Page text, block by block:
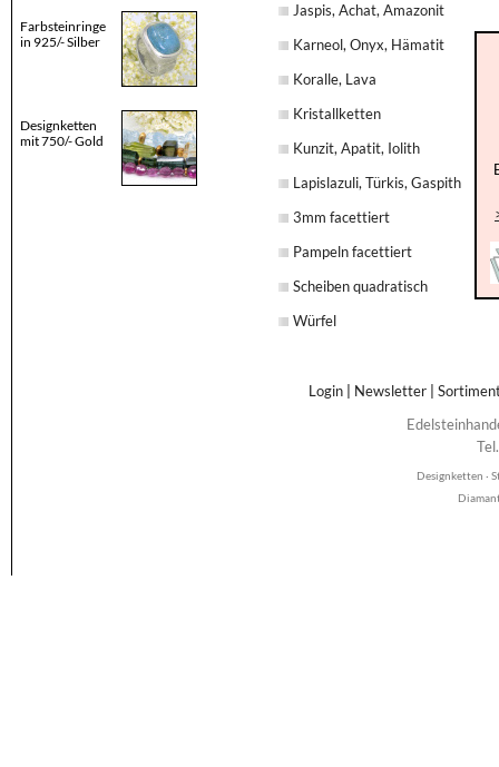
Farbsteinringe
in 925/- Silber
Designketten
mit 750/- Gold
Jaspis, Achat, Amazonit
Karneol, Onyx, Hämatit
Koralle, Lava
Kristallketten
Kunzit, Apatit, Iolith
Lapislazuli, Türkis, Gaspith
3mm facettiert
Pampeln facettiert
Scheiben quadratisch
Würfel
Login Newsletter |
Designketten ·